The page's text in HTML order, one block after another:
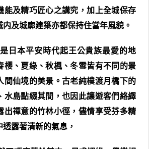
能及精巧匠心之講究，加上全城保存
及城廓建築亦都保持住當年風貌。
日本平安時代起王公貴族最愛的地
櫻、夏綠、秋楓、冬雪皆有不同的景
間仙境的美景。古老純樸渡月橋下的
水島點綴其間，也因此讓遊客們絡繹
出禪意的竹林小徑，儘情享受芬多精
露著清新的氣息，